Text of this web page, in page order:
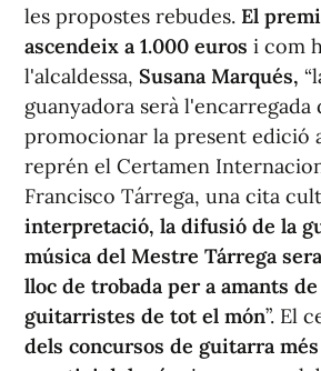
les propostes rebudes. El
ascendeix a 1.000 euros i com
l'alcaldessa, Susana Marqués,
guanyadora serà l'encarregada
promocionar la present edició
reprén el Certamen
Francisco Tárrega, una cita
interpretació, la difusió de la
música del Mestre Tárrega
lloc de trobada per a amants
guitarristes de tot el món”. El
dels concursos de guitarra